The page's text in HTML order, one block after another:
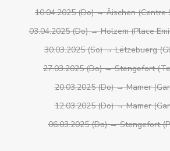
10.04.2025 (Do) → Äischen (Centre
03.04.2025 (Do) → Holzem (Place
30.03.2025 (So) → Lëtzebuerg
27.03.2025 (Do) → Stengefort
20.03.2025 (Do) → Mamer
12.03.2025 (Do) → Mamer
06.03.2025 (Do) → Stengefort